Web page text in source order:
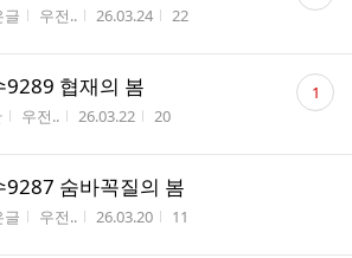
글 작성자
우전.. 작성시간
26.03.24 조회수
22
9289 협재의 봄
작성자
우전.. 작성시간
26.03.22 조회수
20
댓
글 1
9287 숨바꼭질의 봄
글 작성자
우전.. 작성시간
26.03.20 조회수
11